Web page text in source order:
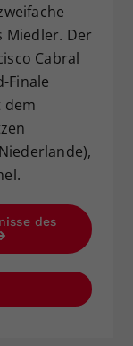
Miedler. Der
Cabral
Finale
dem
des